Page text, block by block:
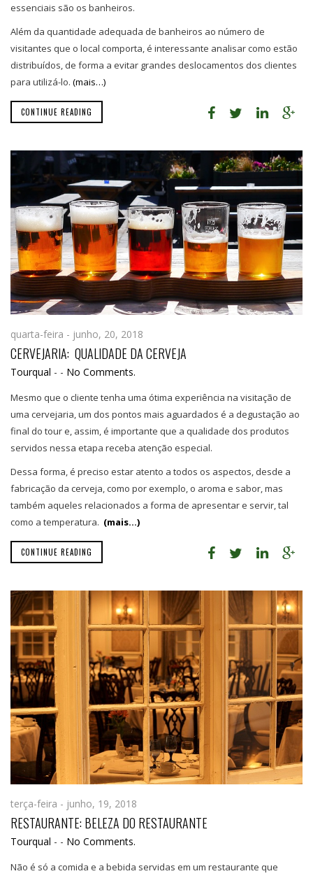
essenciais são os banheiros.
Além da quantidade adequada de banheiros ao número de
visitantes que o local comporta, é interessante analisar como estão
distribuídos, de forma a evitar grandes deslocamentos dos clientes
para utilizá-lo. (mais…)
CONTINUE READING
quarta-feira - junho, 20, 2018
CERVEJARIA: QUALIDADE DA CERVEJA
Tourqual - - No Comments.
Mesmo que o cliente tenha uma ótima experiência na visitação de
uma cervejaria, um dos pontos mais aguardados é a degustação ao
final do tour e, assim, é importante que a qualidade dos produtos
servidos nessa etapa receba atenção especial.
Dessa forma, é preciso estar atento a todos os aspectos, desde a
fabricação da cerveja, como por exemplo, o aroma e sabor, mas
também aqueles relacionados a forma de apresentar e servir, tal
como a temperatura. (mais…)
CONTINUE READING
terça-feira - junho, 19, 2018
RESTAURANTE: BELEZA DO RESTAURANTE
Tourqual - - No Comments.
Não é só a comida e a bebida servidas em um restaurante que